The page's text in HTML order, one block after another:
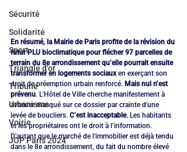
Sécurité
Solidarité
Sport
Triangle d'or
Tribune
Urbanisme
Voirie
JOP Paris 2024
En résumé, la Mairie de Paris profite de la révision du
futur PLU bioclimatique pour flécher 97 parcelles de
terrain du 8e arrondissement qu’elle pourrait ensuite
transformer en logements sociaux en exerçant son
droit de préemption urbain renforcé. Mais nul n’est
prévenu. L'Hôtel de Ville cherche manifestement à
avancer masqué sur ce dossier par crainte d'une
levée de boucliers. C’est inacceptable. Les habitants
et les propriétaires ont le droit à l’information.
D'autant que le marché de l'immobilier est déjà tendu
dans le 8e arrondissement, du fait du nombre élevé